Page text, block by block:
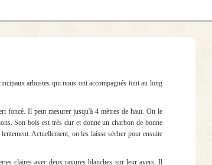
arbustes qui nous ont accompagnés tout au long
foncé. Il peut mesurer jusqu'à 4 mètres de haut. On le
Son bois est très dur et donne un charbon de bonne
Actuellement, on les laisse sécher pour ensuite
claires avec deux rayures blanches sur leur avers. Il